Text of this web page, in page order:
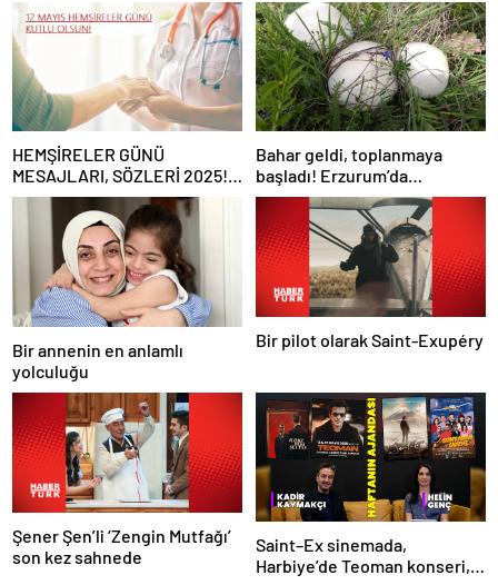
HEMŞİRELER GÜNÜ
MESAJLARI, SÖZLERİ 2025!
Sevgiliye, arkadaşa, eşe
anlamlı, resimli Hemşireler
Günü ile ilgili sözler…
Bahar geldi, toplanmaya
başladı! Erzurum’da
vatandaşlara zehirli mantar
uyarısı: Ölümcül olabilir
Bir annenin en anlamlı
yolculuğu
Bir pilot olarak Saint-Exupéry
Şener Şen’li ‘Zengin Mutfağı’
son kez sahnede
Saint–Ex sinemada,
Harbiye’de Teoman konseri,